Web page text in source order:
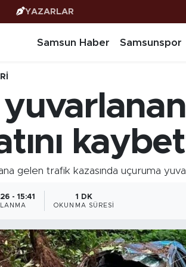
YAZARLAR
Samsun Haber Samsunspor
gelen trafik kazasında uçuruma
- 15:41 1 DK
OKUNMA SÜRESI